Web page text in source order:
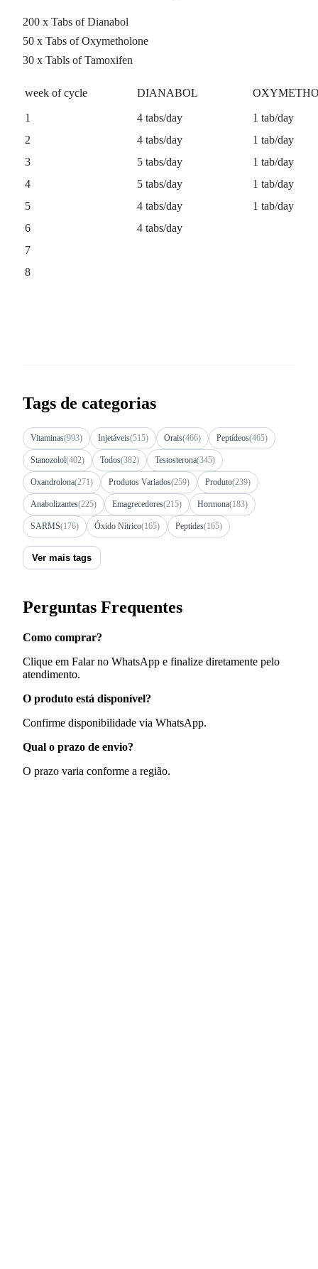
200 x Tabs of Dianabol
50 x Tabs of Oxymetholone
30 x Tabls of Tamoxifen
week of cycle DIANABOL
1 4 tabs/day
1 tab/day
2
4 tabs/day
1 tab/day
3
5 tabs/day
1 tab/day
4
5 tabs/day
1 tab/day
5
4 tabs/day
1 tab/day
6
4 tabs/day
7
8
Tags de categorias
Vitaminas(993) Injetáveis(515) Orais(466) Peptídeos(465)
Stanozolol(402) Todos(382) Testosterona(345)
Oxandrolona(271) Produtos Variados(259) Produto(239)
Anabolizantes(225) Emagrecedores(215) Hormona(183)
SARMS(176) Óxido Nítrico(165) Peptides(165)
Ver mais tags
Perguntas Frequentes
Como comprar?
Clique em Falar no WhatsApp e finalize diretamente pelo
atendimento.
O produto está disponível?
Confirme disponibilidade via WhatsApp.
Qual o prazo de envio?
O prazo varia conforme a região.